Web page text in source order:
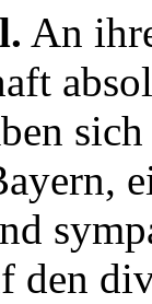
An
den